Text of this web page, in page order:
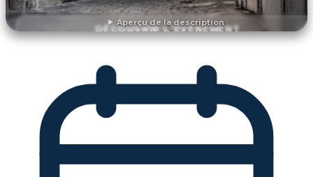
Aperçu de la description
DÉCOUVRIR L'ÉVÉNEMENT